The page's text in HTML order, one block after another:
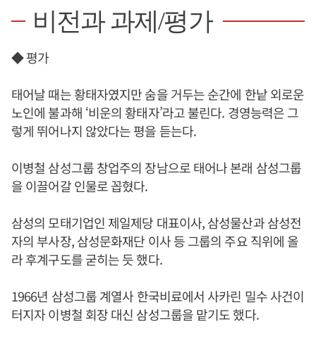
비전과 과제/평가
◆ 평가
태어날 때는 황태자였지만 숨을 거두는 순간에 한낱 외로운
노인에 불과해 ‘비운의 황태자’라고 불린다. 경영능력은 그
렇게 뛰어나지 않았다는 평을 듣는다.
이병철 삼성그룹 창업주의 장남으로 태어나 본래 삼성그룹
을 이끌어갈 인물로 꼽혔다.
삼성의 모태기업인 제일제당 대표이사, 삼성물산과 삼성전
자의 부사장, 삼성문화재단 이사 등 그룹의 주요 직위에 올
라 후계구도를 굳히는 듯 했다.
1966년 삼성그룹 계열사 한국비료에서 사카린 밀수 사건이
터지자 이병철 회장 대신 삼성그룹을 맡기도 했다.